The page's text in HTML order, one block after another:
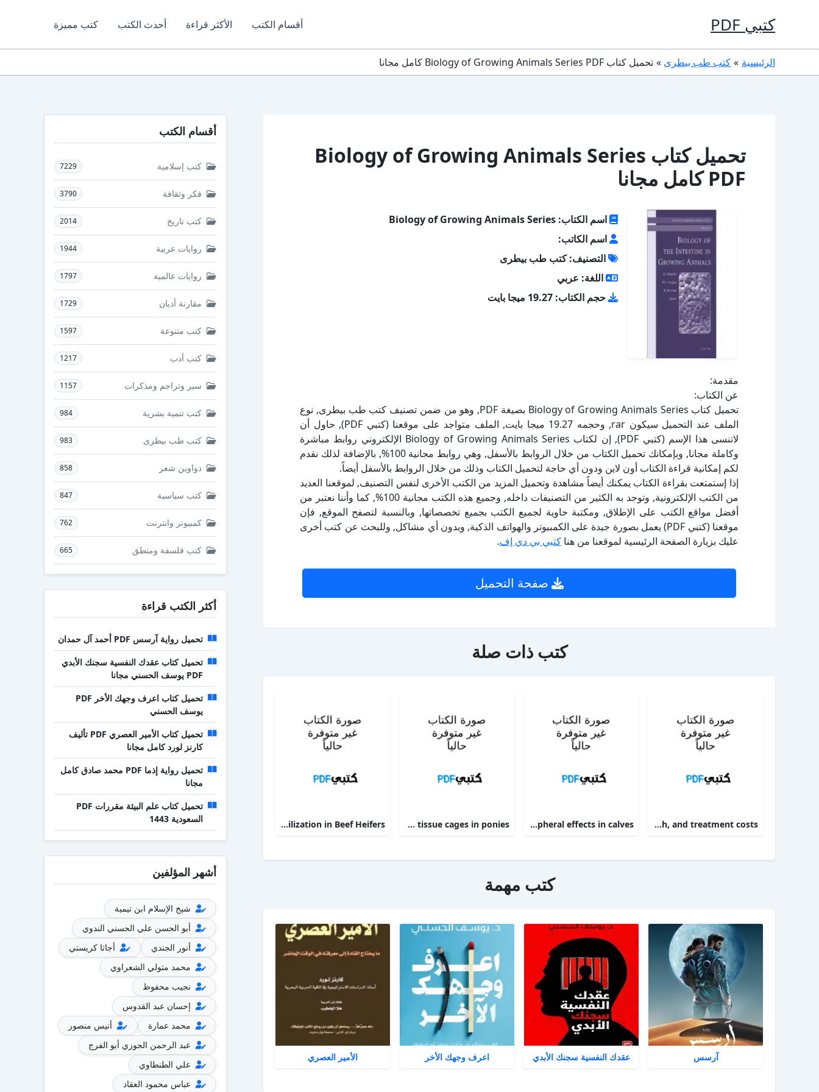
كتبي PDF أقسام الكتب الأكثر قراءة أحدث الكتب كتب مميزة
الرئيسية كتب طب بيطرى تحميل كتاب Biology of Growing Animals Series PDF كامل مجانا
تحميل كتاب Biology of Growing Animals Series
PDF كامل مجانا
اسم الكتاب: Biology of Growing Animals Series
اسم الكاتب:
التصنيف: كتب طب بيطرى
اللغة: عربي
حجم الكتاب: 19.27 ميجا بايت
مقدمة:
عن الكتاب:
تحميل كتاب Biology of Growing Animals Series بصيغة PDF, وهو من ضمن تصنيف كتب طب بيطرى, نوع
الملف عند التحميل سيكون rar, وحجمه 19.27 ميجا بايت, الملف متواجد على موقعنا (كتبي PDF), حاول أن
لاتنسى هذا الإسم (كتبي PDF), إن لكتاب Biology of Growing Animals Series الإلكتروني روابط مباشرة
وكاملة مجانا, وبإمكانك تحميل الكتاب من خلال الروابط بالأسفل, وهي روابط مجانية 100%, بالإضافة لذلك نقدم
لكم إمكانية قراءة الكتاب أون لاين ودون أي حاجة لتحميل الكتاب وذلك من خلال الروابط بالأسفل أيضاً.
إذا إستمتعت بقراءة الكتاب يمكنك أيضاً مشاهدة وتحميل المزيد من الكتب الأخرى لنفس التصنيف, لموقعنا العديد
من الكتب الإلكترونية, وتوجد به الكثير من التصنيفات داخله, وجميع هذه الكتب مجانية 100%, كما وأننا نعتبر من
أفضل مواقع الكتب على الإطلاق, ومكتبة حاوية لجميع الكتب بجميع تخصصاتها, وبالنسبة لتصفح الموقع, فإن
موقعنا (كتبي PDF) يعمل بصورة جيدة على الكمبيوتر والهواتف الذكية, وبدون أي مشاكل, وللبحث عن كتب أخرى
عليك بزيارة الصفحة الرئيسية لموقعنا من هنا كتبي بي دي إف.
صفحة التحميل
كتب ذات صلة
Targeting therapy to minimize antimicrobial use in preweaned calves effects on health, growth, and treatment costs
The alpha 2-adrenoceptor agonists xylazine and guanfacine exert different central nervous system, but comparable peripheral effects in calves
Clinical efficacy of intravenous administration of marbofloxacin in a Staphylococcus aureus infection in tissue cages in ponies
Phosphorus Deficiency Metabolism and Food Utilization in Beef Heifers
كتب مهمة
آرسس عقدك النفسية سجنك الأبدي اعرف وجهك الأخر الأمير العصري
أقسام الكتب
كتب إسلامية 7229
فكر وثقافة 3790
كتب تاريخ 2014
روايات عربية 1944
روايات عالمية 1797
مقارنة أديان 1729
كتب متنوعة 1597
كتب أدب 1217
سير وتراجم ومذكرات 1157
كتب تنمية بشرية 984
كتب طب بيطرى 983
دواوين شعر 858
كتب سياسية 847
كمبيوتر وانترنت 762
كتب فلسفة ومنطق 665
أكثر الكتب قراءة
تحميل رواية آرسس PDF أحمد آل حمدان
تحميل كتاب عقدك النفسية سجنك الأبدي
PDF يوسف الحسني مجانا
تحميل كتاب اعرف وجهك الأخر PDF
يوسف الحسني
تحميل كتاب الأمير العصري PDF تأليف
كارنز لورد كامل مجانا
تحميل رواية إذما PDF محمد صادق كامل
مجانا
تحميل كتاب علم البيئة مقررات PDF
السعودية 1443
أشهر المؤلفين
شيخ الإسلام ابن تيمية
أبو الحسن علي الحسني الندوي
أنور الجندي
أجاثا كريستي
محمد متولي الشعراوي
نجيب محفوظ
إحسان عبد القدوس
محمد عمارة
أنيس منصور
عبد الرحمن الجوزي أبو الفرج
علي الطنطاوي
عباس محمود العقاد